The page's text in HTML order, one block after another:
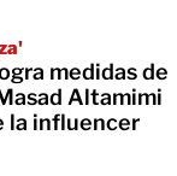
medidas de
Altamimi
la influencer